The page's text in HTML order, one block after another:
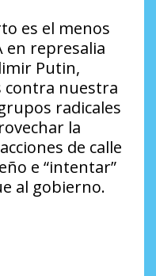
es el menos
en represalia
Putin,
contra nuestra
radicales
la
de calle
e “intentar”
al gobierno.